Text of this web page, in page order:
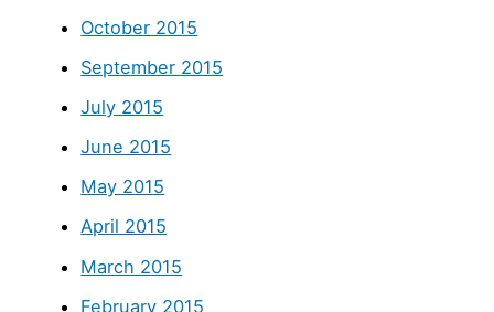
October 2015
September 2015
July 2015
June 2015
May 2015
April 2015
March 2015
February 2015